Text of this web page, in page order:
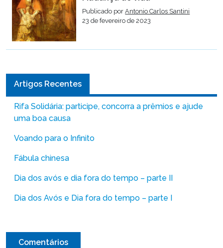
Publicado porAntonio Carlos Santini
23 de fevereiro de 2023
Artigos Recentes
Rifa Solidária: participe, concorra a prêmios e ajude
uma boa causa
Voando para o Infinito
Fábula chinesa
Dia dos avós e dia fora do tempo – parte II
Dia dos Avós e Dia fora do tempo – parte I
Comentários